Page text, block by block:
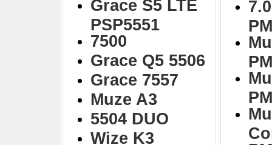
Grace S5 LTE
PSP5551
7500
Grace Q5 5506
Grace 7557
Muze A3
5504 DUO
Wize K3